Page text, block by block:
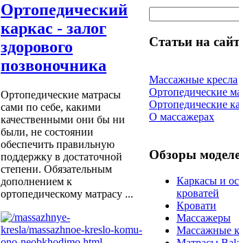
Ортопедический
каркас - залог
здорового
позвоночника
Ортопедические матрасы
сами по себе, какими
качественными они бы ни
были, не состоянии
обеспечить правильную
поддержку в достаточной
степени. Обязательным
дополнением к
ортопедическому матрасу ...
Статьи на
Массажные кресла
Ортопедические
Ортопедические
О массажерах
Обзоры
Каркасы и
кроватей
Кровати
Массажеры
Массажные